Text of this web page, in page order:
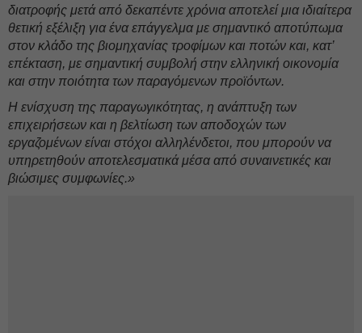
διατροφής μετά από δεκαπέντε χρόνια αποτελεί μια ιδιαίτερα
θετική εξέλιξη για ένα επάγγελμα με σημαντικό αποτύπωμα
στον κλάδο της βιομηχανίας τροφίμων και ποτών και, κατ’
επέκταση, με σημαντική συμβολή στην ελληνική οικονομία
και στην ποιότητα των παραγόμενων προϊόντων.
Η ενίσχυση της παραγωγικότητας, η ανάπτυξη των
επιχειρήσεων και η βελτίωση των αποδοχών των
εργαζομένων είναι στόχοι αλληλένδετοι, που μπορούν να
υπηρετηθούν αποτελεσματικά μέσα από συναινετικές και
βιώσιμες συμφωνίες.»